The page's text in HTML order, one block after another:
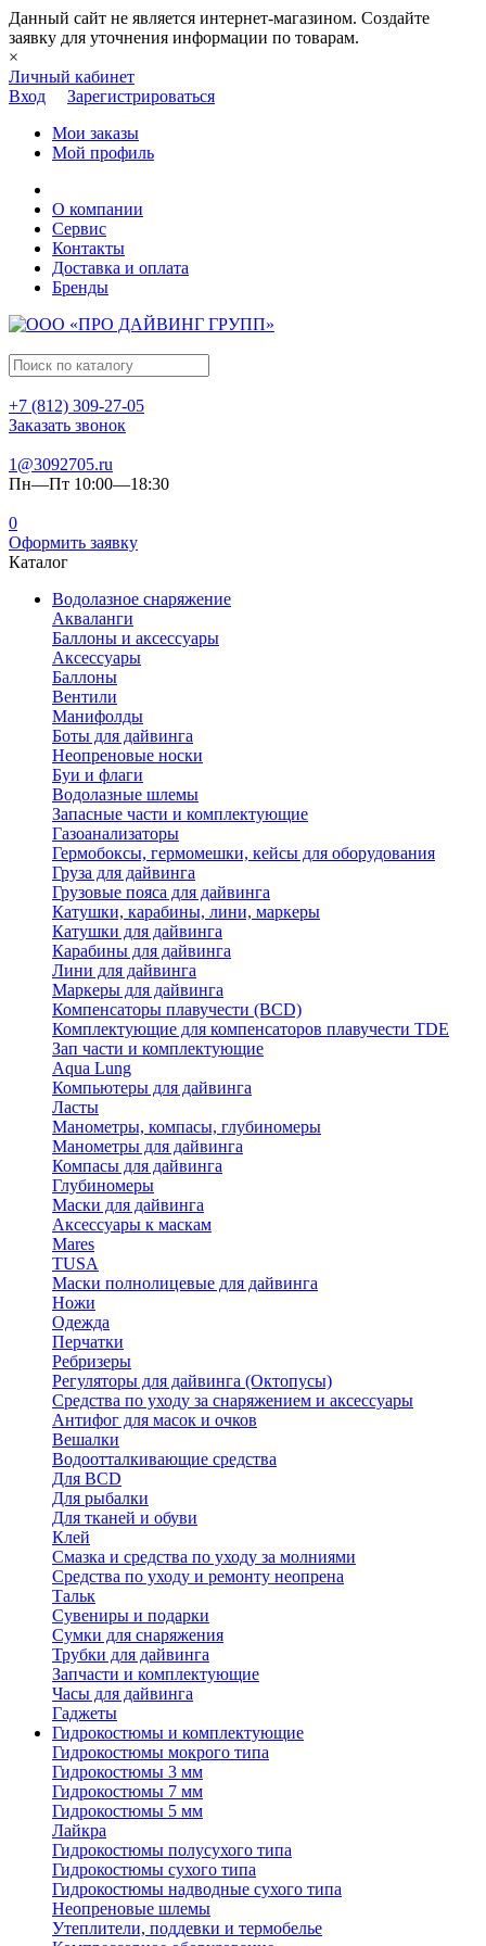
Данный сайт не является интернет-магазином. Создайте
заявку для уточнения информации по товарам.
×
Личный кабинет
Вход
Зарегистрироваться
Мои заказы
Мой профиль
О компании
Сервис
Контакты
Доставка и оплата
Бренды
+7 (812) 309-27-05
Заказать звонок
1@3092705.ru
Пн—Пт 10:00—18:30
0
Оформить заявку
Каталог
Водолазное снаряжение
Акваланги
Баллоны и аксессуары
Аксессуары
Баллоны
Вентили
Манифолды
Боты для дайвинга
Неопреновые носки
Буи и флаги
Водолазные шлемы
Запасные части и комплектующие
Газоанализаторы
Гермобоксы, гермомешки, кейсы для оборудования
Груза для дайвинга
Грузовые пояса для дайвинга
Катушки, карабины, лини, маркеры
Катушки для дайвинга
Карабины для дайвинга
Лини для дайвинга
Маркеры для дайвинга
Компенсаторы плавучести (BCD)
Комплектующие для компенсаторов плавучести TDE
Зап части и комплектующие
Aqua Lung
Компьютеры для дайвинга
Ласты
Манометры, компасы, глубиномеры
Манометры для дайвинга
Компасы для дайвинга
Глубиномеры
Маски для дайвинга
Аксессуары к маскам
Mares
TUSA
Маски полнолицевые для дайвинга
Ножи
Одежда
Перчатки
Ребризеры
Регуляторы для дайвинга (Октопусы)
Средства по уходу за снаряжением и аксессуары
Антифог для масок и очков
Вешалки
Водоотталкивающие средства
Для BCD
Для рыбалки
Для тканей и обуви
Клей
Смазка и средства по уходу за молниями
Средства по уходу и ремонту неопрена
Тальк
Сувениры и подарки
Сумки для снаряжения
Трубки для дайвинга
Запчасти и комплектующие
Часы для дайвинга
Гаджеты
Гидрокостюмы и комплектующие
Гидрокостюмы мокрого типа
Гидрокостюмы 3 мм
Гидрокостюмы 7 мм
Гидрокостюмы 5 мм
Лайкра
Гидрокостюмы полусухого типа
Гидрокостюмы сухого типа
Гидрокостюмы надводные сухого типа
Неопреновые шлемы
Утеплители, поддевки и термобелье